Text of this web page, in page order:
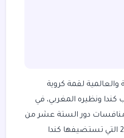
والعالمية لقمة كروية
ونظيره المغربي، في
دور الستة عشر من
بطولة كأس العالم 2026 التي تستضيفها كندا